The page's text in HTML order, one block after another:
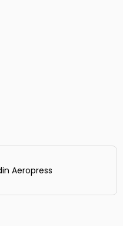
Aeropress